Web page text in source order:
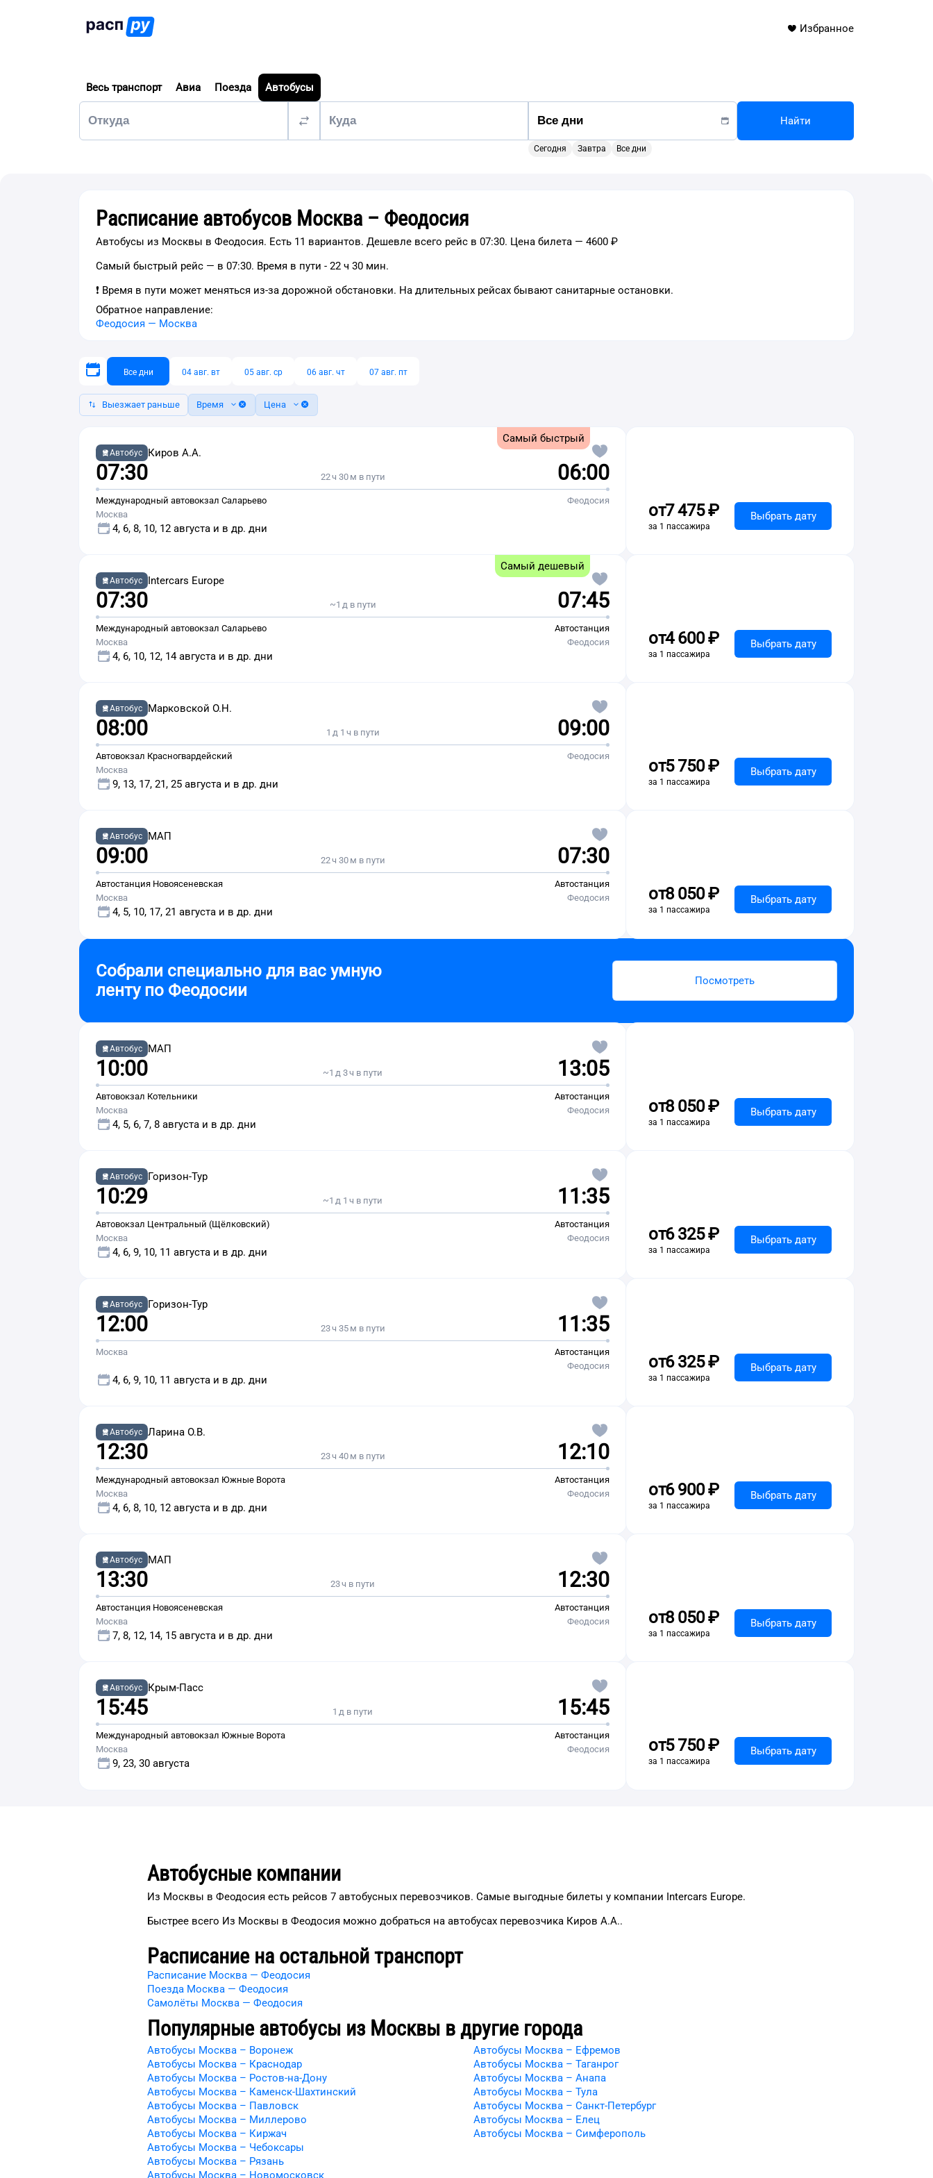
Избранное
Весь транспорт Авиа Поезда Автобусы
Сегодня Завтра Все дни
Найти
Расписание автобусов Москва – Феодосия
Автобусы из Москвы в Феодосия. Есть 11 вариантов. Дешевле всего рейс в 07:30. Цена билета — 4600 ₽
Самый быстрый рейс — в 07:30. Время в пути - 22 ч 30 мин.
❗ Время в пути может меняться из-за дорожной обстановки. На длительных рейсах бывают санитарные остановки.
Обратное направление:
Феодосия — Москва
Все дни 04 авг. вт 05 авг. ср 06 авг. чт 07 авг. пт
Выезжает раньше Время Цена
Самый быстрый
Автобус Киров А.А.
07:30 22 ч 30 м в пути 06:00
Международный автовокзал Саларьево
Москва
Феодосия
4, 6, 8, 10, 12 августа и в др. дни
от7 ⁠475 ⁠₽
за 1 пассажира
Выбрать дату
Самый дешевый
Автобус Intercars Europe
07:30 ~1 д в пути 07:45
Международный автовокзал Саларьево
Москва
Автостанция
Феодосия
4, 6, 10, 12, 14 августа и в др. дни
от4 ⁠600 ⁠₽
за 1 пассажира
Выбрать дату
Автобус Марковской О.Н.
08:00 1 д 1 ч в пути 09:00
Автовокзал Красногвардейский
Москва
Феодосия
9, 13, 17, 21, 25 августа и в др. дни
от5 ⁠750 ⁠₽
за 1 пассажира
Выбрать дату
Автобус МАП
09:00 22 ч 30 м в пути 07:30
Автостанция Новоясеневская
Москва
Автостанция
Феодосия
4, 5, 10, 17, 21 августа и в др. дни
от8 ⁠050 ⁠₽
за 1 пассажира
Выбрать дату
Собрали специально для вас умную
ленту по Феодосии Посмотреть
Автобус МАП
10:00 ~1 д 3 ч в пути 13:05
Автовокзал Котельники
Москва
Автостанция
Феодосия
4, 5, 6, 7, 8 августа и в др. дни
от8 ⁠050 ⁠₽
за 1 пассажира
Выбрать дату
Автобус Горизон-Тур
10:29 ~1 д 1 ч в пути 11:35
Автовокзал Центральный (Щёлковский)
Москва
Автостанция
Феодосия
4, 6, 9, 10, 11 августа и в др. дни
от6 ⁠325 ⁠₽
за 1 пассажира
Выбрать дату
Автобус Горизон-Тур
12:00 23 ч 35 м в пути 11:35
Москва
Автостанция
Феодосия
4, 6, 9, 10, 11 августа и в др. дни
от6 ⁠325 ⁠₽
за 1 пассажира
Выбрать дату
Автобус Ларина О.В.
12:30 23 ч 40 м в пути 12:10
Международный автовокзал Южные Ворота
Москва
Автостанция
Феодосия
4, 6, 8, 10, 12 августа и в др. дни
от6 ⁠900 ⁠₽
за 1 пассажира
Выбрать дату
Автобус МАП
13:30 23 ч в пути 12:30
Автостанция Новоясеневская
Москва
Автостанция
Феодосия
7, 8, 12, 14, 15 августа и в др. дни
от8 ⁠050 ⁠₽
за 1 пассажира
Выбрать дату
Автобус Крым-Пасс
15:45 1 д в пути 15:45
Международный автовокзал Южные Ворота
Москва
Автостанция
Феодосия
9, 23, 30 августа
от5 ⁠750 ⁠₽
за 1 пассажира
Выбрать дату
Автобусные компании
Из Москвы в Феодосия есть рейсов 7 автобусных перевозчиков. Самые выгодные билеты у компании Intercars Europe.
Быстрее всего Из Москвы в Феодосия можно добраться на автобусах перевозчика Киров А.А..
Расписание на остальной транспорт
Расписание Москва — Феодосия
Поезда Москва — Феодосия
Самолёты Москва — Феодосия
Популярные автобусы из Москвы в другие города
Автобусы Москва – Воронеж
Автобусы Москва – Краснодар
Автобусы Москва – Ростов-на-Дону
Автобусы Москва – Каменск-Шахтинский
Автобусы Москва – Павловск
Автобусы Москва – Миллерово
Автобусы Москва – Киржач
Автобусы Москва – Ефремов
Автобусы Москва – Таганрог
Автобусы Москва – Анапа
Автобусы Москва – Тула
Автобусы Москва – Санкт-Петербург
Автобусы Москва – Елец
Автобусы Москва – Симферополь
Автобусы Москва – Чебоксары
Автобусы Москва – Рязань
Автобусы Москва – Новомосковск